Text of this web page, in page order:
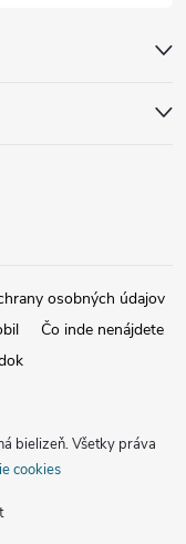
osobných údajov
Čo inde nenájdete
bielizeň. Všetky práva
cookies